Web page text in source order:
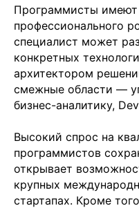
Программисты
профессионального
специалист может
конкретных
архитектором
смежные области —
бизнес-аналитику,
Высокий спрос на
программистов
открывает
крупных
стартапах. Кроме
Отправить заявку
+7 499 380 89 20
info@it-atlas.ru